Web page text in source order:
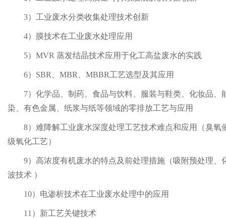
3） 工业废水分类收集处理技术创新
4）膜技术在工业废水处理应用
5）MVR 蒸发结晶技术应用于化工高盐废水的实践
6）SBR、MBR、MBBR工艺选型及其应用
7）化学品、制药、食品与饮料、服装与鞋类、化妆品
染、有色金属、纸浆与纸等领域的零排放工艺与应用
8）难降解工业废水深度处理工艺技术难点和应用（臭
级氧化工艺）
9）高浓度有机废水的特点及前处理措施（吸附预处理
波技术 ）
10）电渗析技术在工业废水处理中的应用
11 ）新工艺关键技术